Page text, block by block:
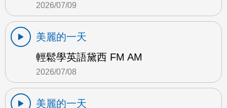
2026/07/09
美麗的一天
輕鬆學英語黛西 FM AM
2026/07/08
美麗的一天